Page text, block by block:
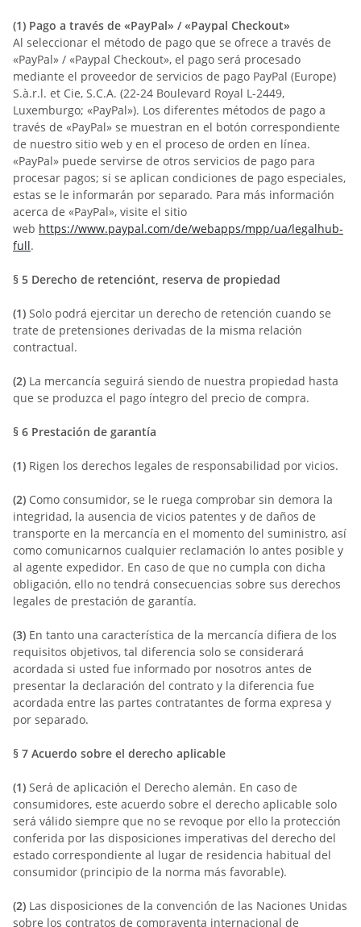
(1) Pago a través de «PayPal» / «Paypal Checkout»
Al seleccionar el método de pago que se ofrece a través de
«PayPal» / «Paypal Checkout», el pago será procesado
mediante el proveedor de servicios de pago PayPal (Europe)
S.à.r.l. et Cie, S.C.A. (22-24 Boulevard Royal L-2449,
Luxemburgo; «PayPal»). Los diferentes métodos de pago a
través de «PayPal» se muestran en el botón correspondiente
de nuestro sitio web y en el proceso de orden en línea.
«PayPal» puede servirse de otros servicios de pago para
procesar pagos; si se aplican condiciones de pago especiales,
estas se le informarán por separado. Para más información
acerca de «PayPal», visite el sitio
web https://www.paypal.com/de/webapps/mpp/ua/legalhub-
full.
§ 5 Derecho de retenciónt, reserva de propiedad
(1) Solo podrá ejercitar un derecho de retención cuando se
trate de pretensiones derivadas de la misma relación
contractual.
(2) La mercancía seguirá siendo de nuestra propiedad hasta
que se produzca el pago íntegro del precio de compra.
§ 6 Prestación de garantía
(1) Rigen los derechos legales de responsabilidad por vicios.
(2) Como consumidor, se le ruega comprobar sin demora la
integridad, la ausencia de vicios patentes y de daños de
transporte en la mercancía en el momento del suministro, así
como comunicarnos cualquier reclamación lo antes posible y
al agente expedidor. En caso de que no cumpla con dicha
obligación, ello no tendrá consecuencias sobre sus derechos
legales de prestación de garantía.
(3) En tanto una característica de la mercancía difiera de los
requisitos objetivos, tal diferencia solo se considerará
acordada si usted fue informado por nosotros antes de
presentar la declaración del contrato y la diferencia fue
acordada entre las partes contratantes de forma expresa y
por separado.
§ 7 Acuerdo sobre el derecho aplicable
(1) Será de aplicación el Derecho alemán. En caso de
consumidores, este acuerdo sobre el derecho aplicable solo
será válido siempre que no se revoque por ello la protección
conferida por las disposiciones imperativas del derecho del
estado correspondiente al lugar de residencia habitual del
consumidor (principio de la norma más favorable).
(2) Las disposiciones de la convención de las Naciones Unidas
sobre los contratos de compraventa internacional de